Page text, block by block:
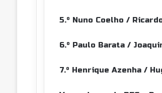
5.º Nuno Coelho /
6.º Paulo Barata /
7.º Henrique Azenha /